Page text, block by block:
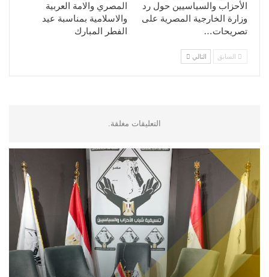
المصري والامة العربية
والاسلامية بمناسبة عيد
الفطر المبارك
الأحزاب والسياسيين حول رد
وزارة الخارجية المصرية على
تصريحات…
السابق التالي
التعليقات مغلقة.